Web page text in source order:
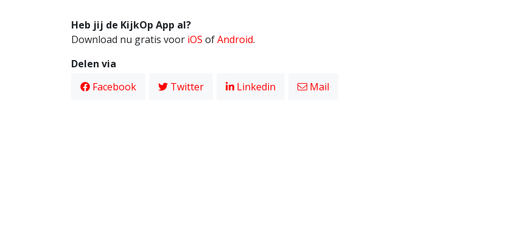
Heb jij de KijkOp App al?
Download nu gratis voor iOS ofAndroid.
Delen via
Facebook
Twitter Linkedin Mail